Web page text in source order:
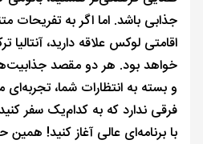
جذابی باشد. اما اگر به تفریحات
اقامتی لوکس علاقه دارید، آنتالیا
خواهد بود. هر دو مقصد
و بسته به انتظارات شما، تجربه‌ای
فرقی ندارد که به کدام‌یک سفر
با برنامه‌ای عالی آغاز کنید! همین